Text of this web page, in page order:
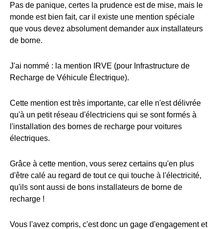
Pas de panique, certes la prudence est de mise, mais le
monde est bien fait, car il existe une mention spéciale
que vous devez absolument demander aux installateurs
de borne.
J'ai nommé : la mention IRVE (pour Infrastructure de
Recharge de Véhicule Électrique).
Cette mention est très importante, car elle n'est délivrée
qu'à un petit réseau d'électriciens qui se sont formés à
l'installation des bornes de recharge pour voitures
électriques.
Grâce à cette mention, vous serez certains qu'en plus
d'être calé au regard de tout ce qui touche à l'électricité,
qu'ils sont aussi de bons installateurs de borne de
recharge !
Vous l'avez compris, c'est donc un gage d'engagement et